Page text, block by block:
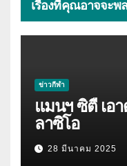
เรื่องที่คุณอาจจะพ
ข่าวกีฬา
แมนฯ ซิตี้ เอ
ลาซิโอ
28 มีนาคม 2025